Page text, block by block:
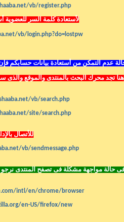
vb/register.php
لأستعادة كلمة السر للعضوية
vb/login.php?do=lostpw
عدم التمكن من أستعادة بيانات حسابكم
هنا تجد محرك البحث بالمنتدى والموقع والذى
vb/search.php
site/search.php
للأتصال
vb/sendmessage.php
حالة مواجهة مشكلة فى تصفح المنتدى نرجو
intl/en/chrome/browser/
en-US/firefox/new